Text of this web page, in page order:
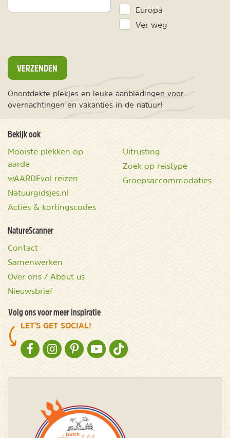
Europa
Ver weg
VERZENDEN
Onontdekte plekjes en leuke aanbiedingen voor
overnachtingen en vakanties in de natuur!
Bekijk ook
Mooiste plekken op
aarde
wAARDEvol reizen
Natuurgidsjes.nl
Acties & kortingscodes
Uitrusting
Zoek op reistype
Groepsaccommodaties
NatureScanner
Contact
Samenwerken
Over ons / About us
Nieuwsbrief
Volg ons voor meer inspiratie
LET'S GET SOCIAL!
NATURESCANNER OP FACEBOOK
NATURESCANNER OP INSTAGRAM
NATURESCANNER OP PINTEREST
NATURESCANNER OP YOUTUBE
NATURESCANNER OP TIKTOK